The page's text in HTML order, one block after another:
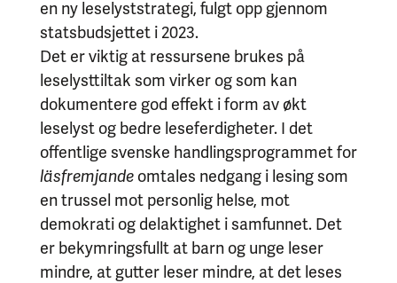
en ny leselyststrategi, fulgt opp gjennom
statsbudsjettet i 2023.
Det er viktig at ressursene brukes på
leselysttiltak som virker og som kan
dokumentere god effekt i form av økt
leselyst og bedre leseferdigheter. I det
offentlige svenske handlingsprogrammet for
läsfremjandeomtales nedgang i lesing som
en trussel mot personlig helse, mot
demokrati og delaktighet i samfunnet. Det
er bekymringsfullt at barn og unge leser
mindre, at gutter leser mindre, at det leses